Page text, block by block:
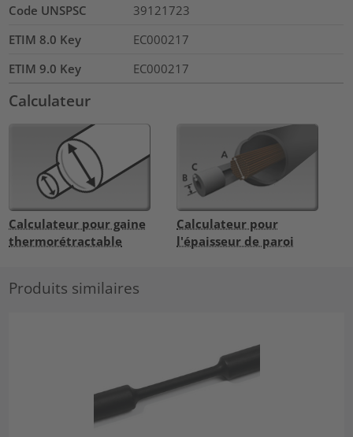
Code UNSPSC
39121723
ETIM 8.0 Key
EC000217
ETIM 9.0 Key
EC000217
Calculateur
Calculateur pour gaine
thermorétractable
Calculateur pour
l'épaisseur de paroi
Produits similaires